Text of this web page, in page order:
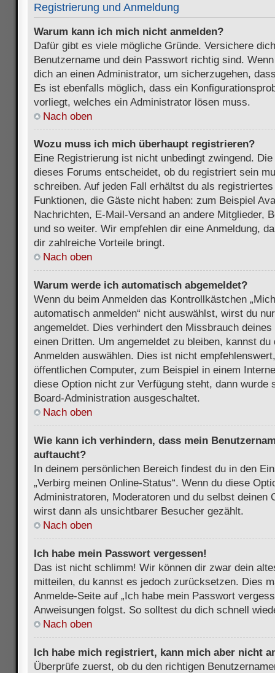
Registrierung und Anmeldung
Warum kann ich mich nicht anmelden?
Dafür gibt es viele mögliche Gründe. Versichere
Benutzername und dein Passwort richtig sind.
dich an einen Administrator, um sicherzugehen,
Es ist ebenfalls möglich, dass ein
vorliegt, welches ein Administrator lösen muss.
Nach oben
Wozu muss ich mich überhaupt registrieren?
Eine Registrierung ist nicht unbedingt zwingend.
dieses Forums entscheidet, ob du registriert sein
schreiben. Auf jeden Fall erhältst du als
Funktionen, die Gäste nicht haben: zum Beispiel
Nachrichten, E-Mail-Versand an andere Mitglieder,
und so weiter. Wir empfehlen dir eine Anmeldung,
dir zahlreiche Vorteile bringt.
Nach oben
Warum werde ich automatisch abgemeldet?
Wenn du beim Anmelden das Kontrollkästchen
automatisch anmelden“ nicht auswählst, wirst du
angemeldet. Dies verhindert den Missbrauch
einen Dritten. Um angemeldet zu bleiben, kannst
Anmelden auswählen. Dies ist nicht
öffentlichen Computer, zum Beispiel in einem
diese Option nicht zur Verfügung steht, dann wurde
Board-Administration ausgeschaltet.
Nach oben
Wie kann ich verhindern, dass mein
auftaucht?
In deinem persönlichen Bereich findest du in den
„Verbirg meinen Online-Status“. Wenn du diese
Administratoren, Moderatoren und du selbst deinen
wirst dann als unsichtbarer Besucher gezählt.
Nach oben
Ich habe mein Passwort vergessen!
Das ist nicht schlimm! Wir können dir zwar dein
mitteilen, du kannst es jedoch zurücksetzen. Dies
Anmelde-Seite auf „Ich habe mein Passwort
Anweisungen folgst. So solltest du dich schnell
Nach oben
Ich habe mich registriert, kann mich aber nicht
Überprüfe zuerst, ob du den richtigen